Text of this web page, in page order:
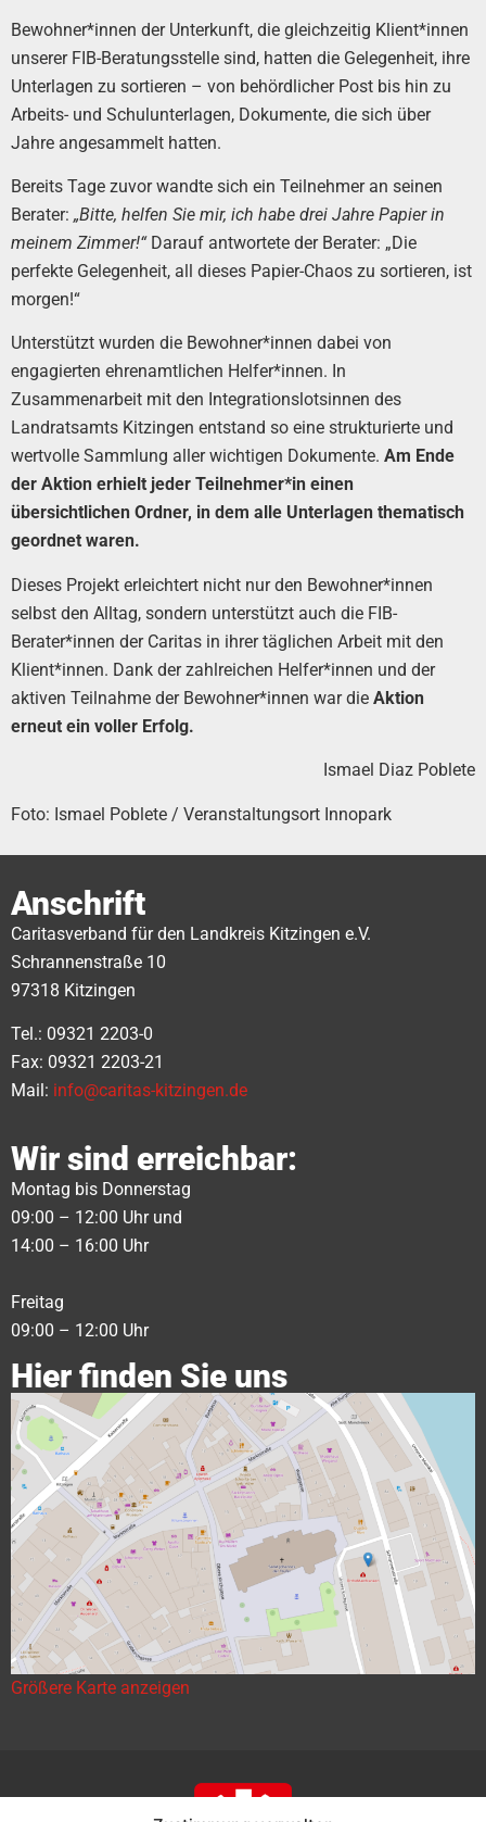
Bewohner*innen der Unterkunft, die gleichzeitig Klient*innen
unserer FIB-Beratungsstelle sind, hatten die Gelegenheit, ihre
Unterlagen zu sortieren – von behördlicher Post bis hin zu
Arbeits- und Schulunterlagen, Dokumente, die sich über
Jahre angesammelt hatten.
Bereits Tage zuvor wandte sich ein Teilnehmer an seinen
Berater: „Bitte, helfen Sie mir, ich habe drei Jahre Papier in
meinem Zimmer!“Darauf antwortete der Berater: „Die
perfekte Gelegenheit, all dieses Papier-Chaos zu sortieren, ist
morgen!“
Unterstützt wurden die Bewohner*innen dabei von
engagierten ehrenamtlichen Helfer*innen. In
Zusammenarbeit mit den Integrationslotsinnen des
Landratsamts Kitzingen entstand so eine strukturierte und
wertvolle Sammlung aller wichtigen Dokumente. Am Ende
der Aktion erhielt jeder Teilnehmer*in einen
übersichtlichen Ordner, in dem alle Unterlagen thematisch
geordnet waren.
Dieses Projekt erleichtert nicht nur den Bewohner*innen
selbst den Alltag, sondern unterstützt auch die FIB-
Berater*innen der Caritas in ihrer täglichen Arbeit mit den
Klient*innen. Dank der zahlreichen Helfer*innen und der
aktiven Teilnahme der Bewohner*innen war die Aktion
erneut ein voller Erfolg.
Ismael Diaz Poblete
Foto: Ismael Poblete / Veranstaltungsort Innopark
Anschrift
Caritasverband für den Landkreis Kitzingen e.V.
Schrannenstraße 10
97318 Kitzingen
Tel.: 09321 2203-0
Fax: 09321 2203-21
Mail: info@caritas-kitzingen.de
Wir sind erreichbar:
Montag bis Donnerstag
09:00 – 12:00 Uhr und
14:00 – 16:00 Uhr
Freitag
09:00 – 12:00 Uhr
Hier finden Sie uns
Größere Karte anzeigen